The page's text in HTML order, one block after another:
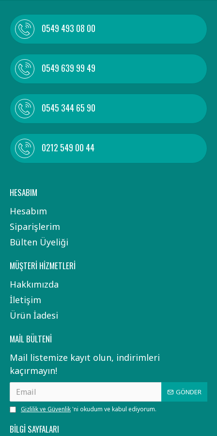
0549 493 08 00
0549 639 99 49
0545 344 65 90
0212 549 00 44
HESABIM
Hesabım
Siparişlerim
Bülten Üyeliği
MÜŞTERI HIZMETLERI
Hakkımızda
İletişim
Ürün İadesi
MAIL BÜLTENI
Mail listemize kayıt olun, indirimleri
kaçırmayın!
GÖNDER
Gizlilik ve Güvenlik'ni okudum ve kabul ediyorum.
BILGI SAYFALARI